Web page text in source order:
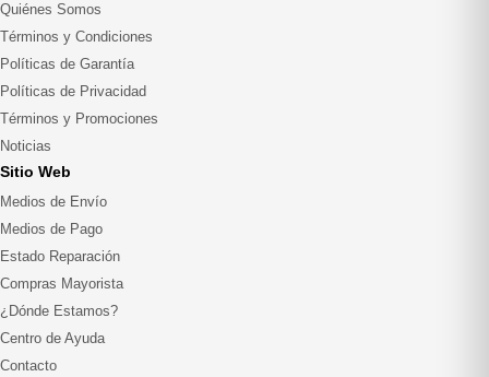
Quiénes Somos
Términos y Condiciones
Políticas de Garantía
Políticas de Privacidad
Términos y Promociones
Noticias
Sitio Web
Medios de Envío
Medios de Pago
Estado Reparación
Compras Mayorista
¿Dónde Estamos?
Centro de Ayuda
Contacto